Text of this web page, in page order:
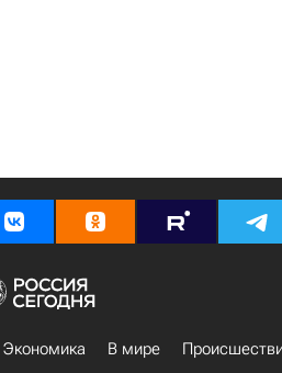
Экономика В мире